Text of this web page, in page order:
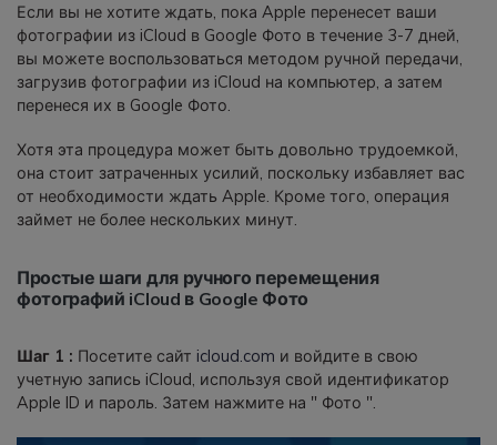
Если вы не хотите ждать, пока Apple перенесет ваши
фотографии из iCloud в Google Фото в течение 3-7 дней,
вы можете воспользоваться методом ручной передачи,
загрузив фотографии из iCloud на компьютер, а затем
перенеся их в Google Фото.
Хотя эта процедура может быть довольно трудоемкой,
она стоит затраченных усилий, поскольку избавляет вас
от необходимости ждать Apple. Кроме того, операция
займет не более нескольких минут.
Простые шаги для ручного перемещения
фотографий iCloud в Google Фото
Шаг 1 : Посетите сайт icloud.com и войдите в свою
учетную запись iCloud, используя свой идентификатор
Apple ID и пароль. Затем нажмите на " Фото ".